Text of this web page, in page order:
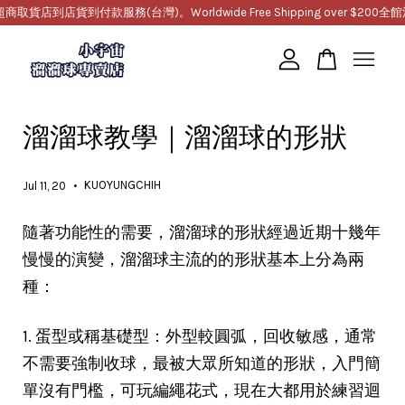
取貨店到店貨到付款服務(台灣)。Worldwide Free Shipping over $200全館
溜溜球教學｜溜溜球的形狀
Jul 11, 20 • KUOYUNGCHIH
隨著功能性的需要，溜溜球的形狀經過近期十幾年
慢慢的演變，溜溜球主流的的形狀基本上分為兩
種：
1. 蛋型或稱基礎型：外型較圓弧，回收敏感，通常
不需要強制收球，最被大眾所知道的形狀，入門簡
單沒有門檻，可玩編繩花式，現在大都用於練習迴
繼續購物